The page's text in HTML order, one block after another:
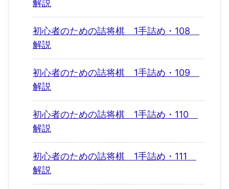
解説
初心者のための詰将棋 1手詰め・108
解説
初心者のための詰将棋 1手詰め・109
解説
初心者のための詰将棋 1手詰め・110
解説
初心者のための詰将棋 1手詰め・111
解説